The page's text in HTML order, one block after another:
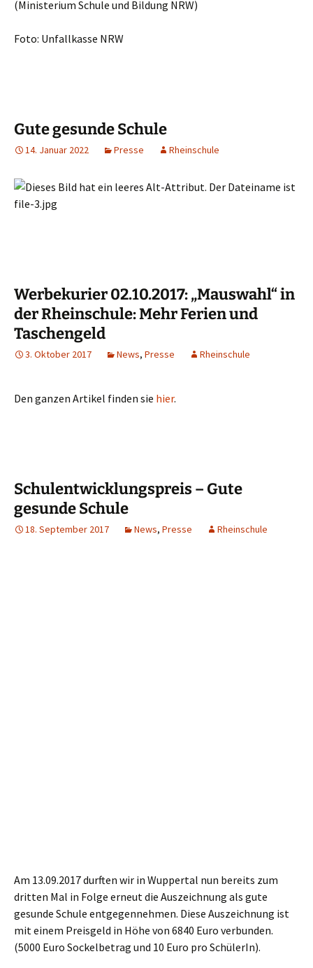
(Ministerium Schule und Bildung NRW)
Foto: Unfallkasse NRW
Gute gesunde Schule
14. Januar 2022 Presse Rheinschule
Werbekurier 02.10.2017: „Mauswahl“ in
der Rheinschule: Mehr Ferien und
Taschengeld
3. Oktober 2017 News, Presse Rheinschule
Den ganzen Artikel finden sie hier.
Schulentwicklungspreis – Gute
gesunde Schule
18. September 2017 News, Presse Rheinschule
Am 13.09.2017 durften wir in Wuppertal nun bereits zum
dritten Mal in Folge erneut die Auszeichnung als gute
gesunde Schule entgegennehmen. Diese Auszeichnung ist
mit einem Preisgeld in Höhe von 6840 Euro verbunden.
(5000 Euro Sockelbetrag und 10 Euro pro SchülerIn).